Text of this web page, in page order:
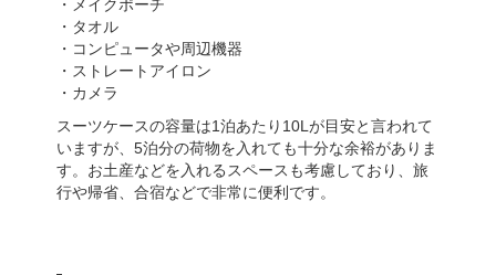
・メイクポーチ
・タオル
・コンピュータや周辺機器
・ストレートアイロン
・カメラ
スーツケースの容量は1泊あたり10Lが目安と言われて
いますが、5泊分の荷物を入れても十分な余裕がありま
す。お土産などを入れるスペースも考慮しており、旅
行や帰省、合宿などで非常に便利です。